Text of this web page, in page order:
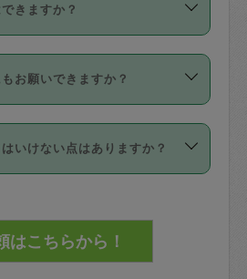
ていますので、各自の得意
さい。
ーの講評は１件目のレビュ
】タスカジさんの登録に際
損害賠償保険について教えて
へ「募集」をかけることが
セル（定期、スポット契約
る※と、以下のキャンセル
す。
ル料：
時間前＝依頼料金の50%
きますか？
」というメニューはありま
回のみ」依頼を活用するこ
気に入ったタスカジさんを
合う気になるタスカジさ
。
気に入ったタスカジさんに
お願いできますか？
作業はタスカジさんの同意
数回の依頼ののち、タスカ
者の間で十分な信頼関係が
に入るためにタスカジさん
いけない点はありますか？
かかるロッカーや金庫に入
責任の元管理するよう心掛